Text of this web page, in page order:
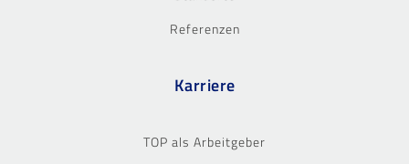
Referenzen
Karriere
TOP als Arbeitgeber